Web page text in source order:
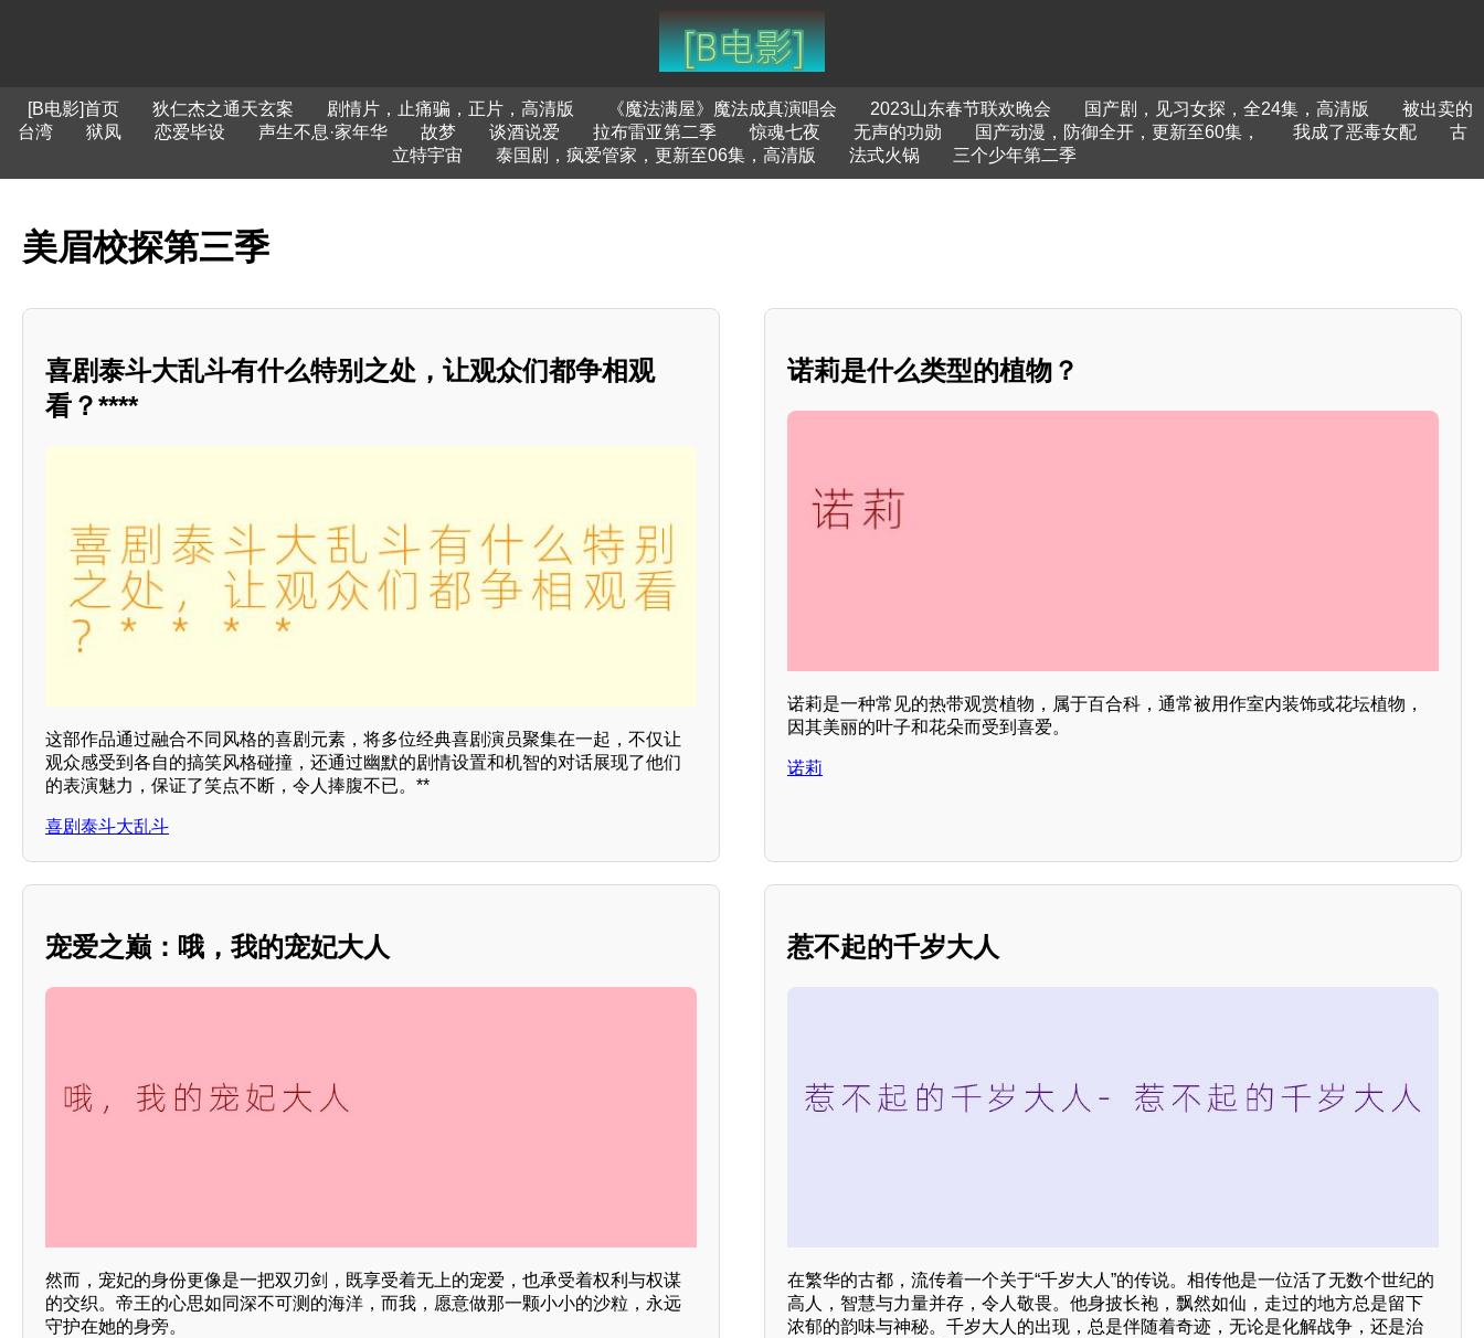
[B电影]首页 狄仁杰之通天玄案 剧情片，止痛骗，正片，高清版 《魔法满屋》魔法成真演唱会 2023山东春节联欢晚会 国产剧，见习女探，全24集，高清版
被出卖的
台湾
狱凤 恋爱毕设 声生不息·家年华 故梦 谈酒说爱 拉布雷亚第二季 惊魂七夜 无声的功勋 国产动漫，防御全开，更新至60集， 我成了恶毒女配
古
立特宇宙
泰国剧，疯爱管家，更新至06集，高清版 法式火锅 三个少年第二季
美眉校探第三季
喜剧泰斗大乱斗有什么特别之处，让观众们都争相观
看？****
这部作品通过融合不同风格的喜剧元素，将多位经典喜剧演员聚集在一起，不仅让
观众感受到各自的搞笑风格碰撞，还通过幽默的剧情设置和机智的对话展现了他们
的表演魅力，保证了笑点不断，令人捧腹不已。**
喜剧泰斗大乱斗
诺莉是什么类型的植物？
诺莉是一种常见的热带观赏植物，属于百合科，通常被用作室内装饰或花坛植物，
因其美丽的叶子和花朵而受到喜爱。
诺莉
宠爱之巅：哦，我的宠妃大人
然而，宠妃的身份更像是一把双刃剑，既享受着无上的宠爱，也承受着权利与权谋
的交织。帝王的心思如同深不可测的海洋，而我，愿意做那一颗小小的沙粒，永远
守护在她的身旁。
惹不起的千岁大人
在繁华的古都，流传着一个关于“千岁大人”的传说。相传他是一位活了无数个世纪的
高人，智慧与力量并存，令人敬畏。他身披长袍，飘然如仙，走过的地方总是留下
浓郁的韵味与神秘。千岁大人的出现，总是伴随着奇迹，无论是化解战争，还是治